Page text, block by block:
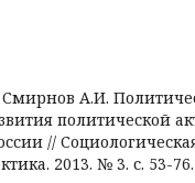
А.И.
политической
//
2013. № 3. с. 53-76.